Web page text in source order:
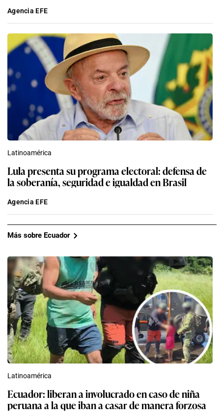
Agencia EFE
Latinoamérica
Lula presenta su programa electoral: defensa de
la soberanía, seguridad e igualdad en Brasil
Agencia EFE
Más sobre Ecuador
Latinoamérica
Ecuador: liberan a involucrado en caso de niña
peruana a la que iban a casar de manera forzosa